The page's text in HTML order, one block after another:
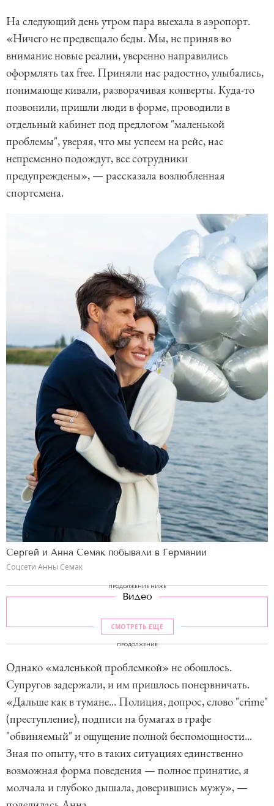
На следующий день утром пара выехала в аэропорт.
«Ничего не предвещало беды. Мы, не приняв во
внимание новые реалии, уверенно направились
оформлять tax free. Приняли нас радостно, улыбались,
понимающе кивали, разворачивая конверты. Куда-то
позвонили, пришли люди в форме, проводили в
отдельный кабинет под предлогом "маленькой
проблемы", уверяя, что мы успеем на рейс, нас
непременно подождут, все сотрудники
предупреждены», — рассказала возлюбленная
спортсмена.
Сергей и Анна Семак побывали в Германии
Соцсети Анны Семак
ПРОДОЛЖЕНИЕ НИЖЕ
Видео
СМОТРЕТЬ ЕЩЕ
ПРОДОЛЖЕНИЕ
Однако «маленькой проблемкой» не обошлось.
Супругов задержали, и им пришлось понервничать.
«Дальше как в тумане... Полиция, допрос, слово "crime"
(преступление), подписи на бумагах в графе
"обвиняемый" и ощущение полной беспомощности...
Зная по опыту, что в таких ситуациях единственно
возможная форма поведения — полное принятие, я
молчала и глубоко дышала, доверившись мужу», —